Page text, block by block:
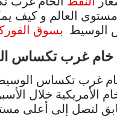
العالم و كيف
الوسيط بسوق
خام غرب تكساس
غرب تكساس الوسيط
إلى أعلى مستوى لها